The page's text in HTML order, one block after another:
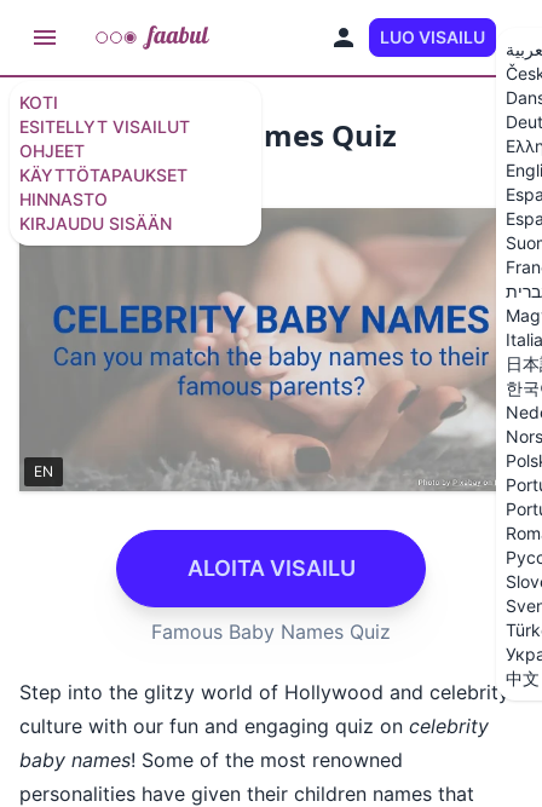
KOTI
ESITELLYT VISAILUT
OHJEET
KÄYTTÖTAPAUKSET
HINNASTO
KIRJAUDU SISÄÄN
LUO VISAILU
日
한
中文
Famous Baby Names Quiz
20 kysymystä / 21 diaa
EN
ALOITA VISAILU
Famous Baby Names Quiz
Step into the glitzy world of Hollywood and celebrity
culture with our fun and engaging quiz on celebrity
baby names! Some of the most renowned
personalities have given their children names that